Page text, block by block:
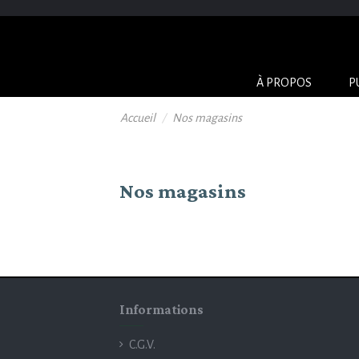
À PROPOS
Accueil Nos magasins
Nos magasins
Informations
C.G.V.